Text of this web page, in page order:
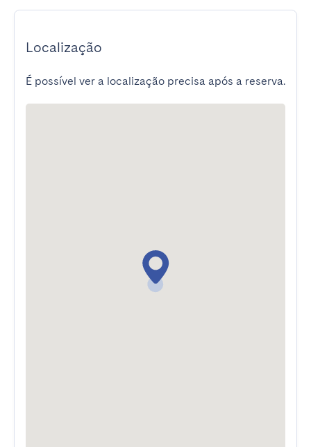
Localização
É possível ver a localização precisa após a reserva.